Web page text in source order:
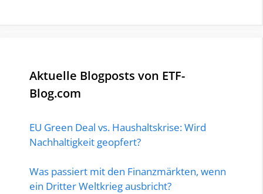
Aktuelle Blogposts von ETF-
Blog.com
EU Green Deal vs. Haushaltskrise: Wird
Nachhaltigkeit geopfert?
Was passiert mit den Finanzmärkten, wenn
ein Dritter Weltkrieg ausbricht?